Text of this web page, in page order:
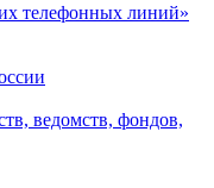
телефонных линий»
ведомств, фондов,